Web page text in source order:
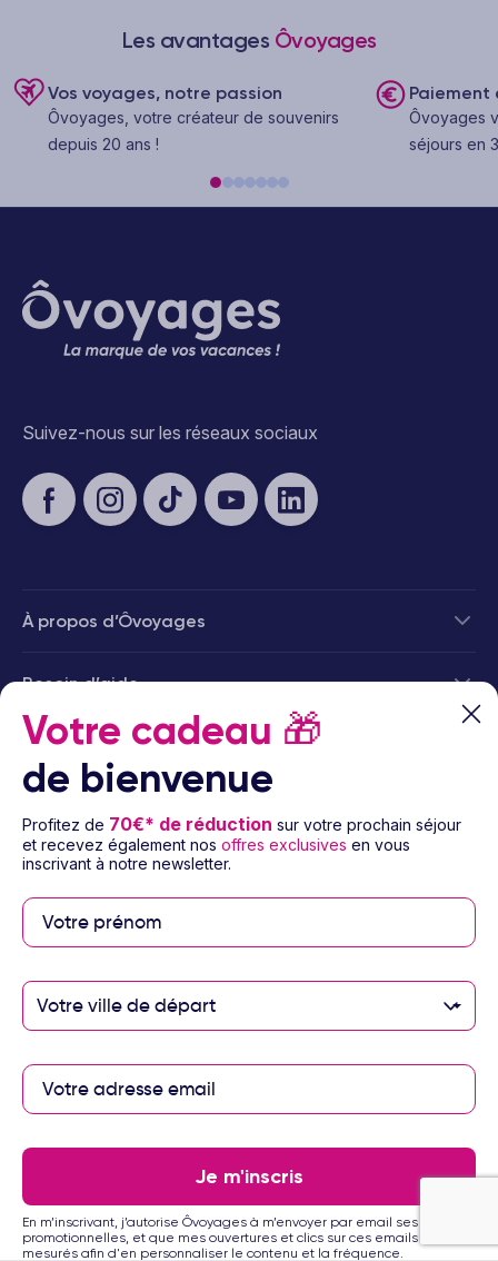
Les avantages Ôvoyages
Vos voyages, notre passion
Ôvoyages, votre créateur de souvenirs
depuis 20 ans !
Paiement
Ôvoyages
séjours en
Suivez-nous sur les réseaux sociaux
À propos d’Ôvoyages
Besoin d’aide
© 2026 Ôvoyages
Paiement sécurisé
bancaire avec
Floa
Les partenaires Ôvoyages
Votre cadeau 🎁
de bienvenue
Profitez de 70€* de réduction sur votre prochain séjour
et recevez également nos offres exclusives en vous
inscrivant à notre newsletter.
Votre ville de départ
Je m'inscris
En m’inscrivant, j’autorise Ôvoyages à m’envoyer par email ses offres
promotionnelles, et que mes ouvertures et clics sur ces emails soient
mesurés afin d'en personnaliser le contenu et la fréquence.